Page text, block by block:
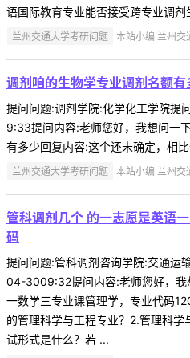
语国际教育专业能否接受跨专业调
兰州交通大学考研问题 本站小编 兰州
调剂咱的生物学专业调剂名额有
提问问题:调剂学院:化学化工学院
9:33提问内容:老师您好，我想问一
有多少回复内容:这个还未确定，相
兰州交通大学考研问题 本站小编 兰州
管科调剂几个 的一志愿是英语
码
提问问题:管科调剂咨询学院:交通
04-3009:32提问内容:老师您好，我
一数学三专业课管理学，专业代码
的管理科学与工程专业？2.管理科
试形式是什么？若 ...